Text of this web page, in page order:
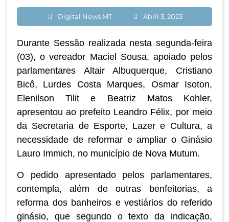
Digital News MT Abril 3, 2023
Durante Sessão realizada nesta segunda-feira
(03), o vereador Maciel Sousa, apoiado pelos
parlamentares Altair Albuquerque, Cristiano
Bicô, Lurdes Costa Marques, Osmar Isoton,
Elenilson Tilit e Beatriz Matos Kohler,
apresentou ao prefeito Leandro Félix, por meio
da Secretaria de Esporte, Lazer e Cultura, a
necessidade de reformar e ampliar o Ginásio
Lauro Immich, no município de Nova Mutum.
O pedido apresentado pelos parlamentares,
contempla, além de outras benfeitorias, a
reforma dos banheiros e vestiários do referido
ginásio, que segundo o texto da indicação,